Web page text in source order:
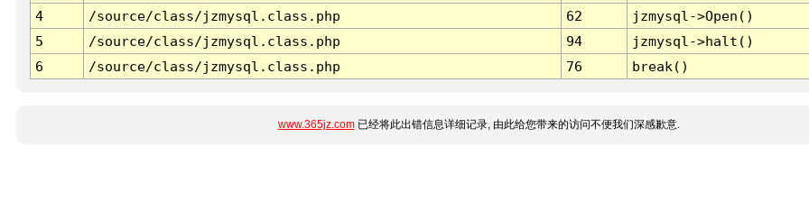
4
/source/class/jzmysql.class.php 62
jzmysql->Open()
5
/source/class/jzmysql.class.php 94
jzmysql->halt()
6
/source/class/jzmysql.class.php 76 break()
www.365jz.com已经将此出错信息详细记录, 由此给您带来的访问不便我们深感歉意.